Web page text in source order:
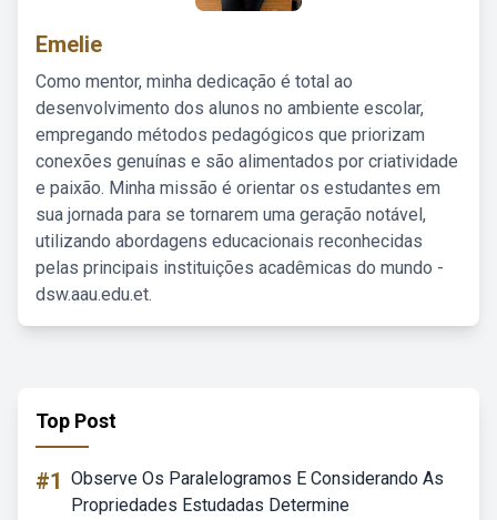
Emelie
Como mentor, minha dedicação é total ao
desenvolvimento dos alunos no ambiente escolar,
empregando métodos pedagógicos que priorizam
conexões genuínas e são alimentados por criatividade
e paixão. Minha missão é orientar os estudantes em
sua jornada para se tornarem uma geração notável,
utilizando abordagens educacionais reconhecidas
pelas principais instituições acadêmicas do mundo -
dsw.aau.edu.et.
Top Post
#1 Observe Os Paralelogramos E Considerando As
Propriedades Estudadas Determine